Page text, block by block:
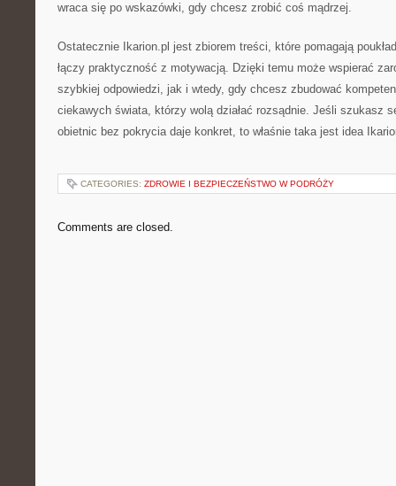
wraca się po wskazówki, gdy chcesz zrobić coś mądrzej.
Ostatecznie Ikarion.pl jest zbiorem treści, które pomagają
łączy praktyczność z motywacją. Dzięki temu może wspierać
szybkiej odpowiedzi, jak i wtedy, gdy chcesz zbudować
ciekawych świata, którzy wolą działać rozsądnie. Jeśli szukasz
obietnic bez pokrycia daje konkret, to właśnie taka jest idea
CATEGORIES: ZDROWIE I BEZPIECZEŃSTWO W PODRÓŻY
Comments are closed.